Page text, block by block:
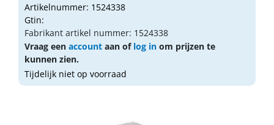
Artikelnummer: 1524338
Gtin:
Fabrikant artikel nummer: 1524338
Vraag een account aan of log in om prijzen te
kunnen zien.
Tijdelijk niet op voorraad